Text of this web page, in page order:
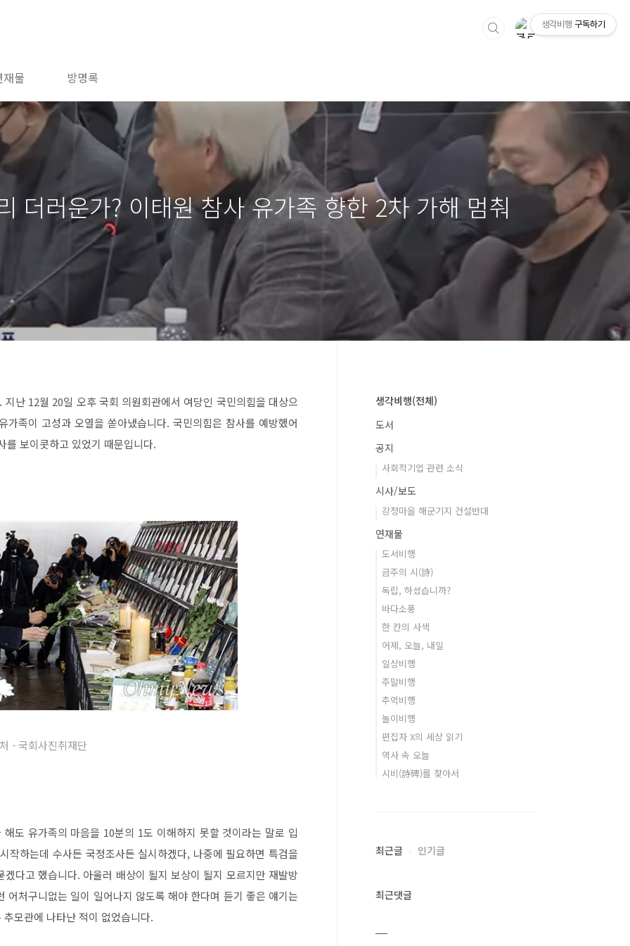
재물 방명록
더러운가? 이태원 참사 유가족 향한 2차 가해 멈춰
난 12월 20일 오후 국회 의원회관에서 여당인 국민의힘을 대상으
족이 고성과 오열을 쏟아냈습니다. 국민의힘은 참사를 예방했어
를 보이콧하고 있었기 때문입니다.
- 국회사진취재단
도 유가족의 마음을 10분의 1도 이해하지 못할 것이라는 말로 입
작하는데 수사든 국정조사든 실시하겠다, 나중에 필요하면 특검을
다고 했습니다. 아울러 배상이 될지 보상이 될지 모르지만 재발방
처구니없는 일이 일어나지 않도록 해야 한다며 듣기 좋은 얘기는
모관에 나타난 적이 없었습니다.
생각비행(전체)
도서
공지
사회적기업 관련 소식
시사/보도
강정마을 해군기지 건설반대
연재물
도서비행
금주의 시(詩)
독립, 하셨습니까?
바다소풍
한 칸의 사색
어제, 오늘, 내일
일상비행
주말비행
추억비행
놀이비행
편집자 X의 세상 읽기
역사 속 오늘
시비(詩碑)를 찾아서
최근글 인기글
최근댓글
생각비행 구독하기